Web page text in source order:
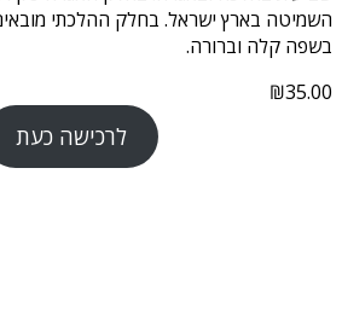
השמיטה בארץ ישראל. בחלק ההלכתי
בשפה קלה וברורה.
₪35.00
לרכישה כעת